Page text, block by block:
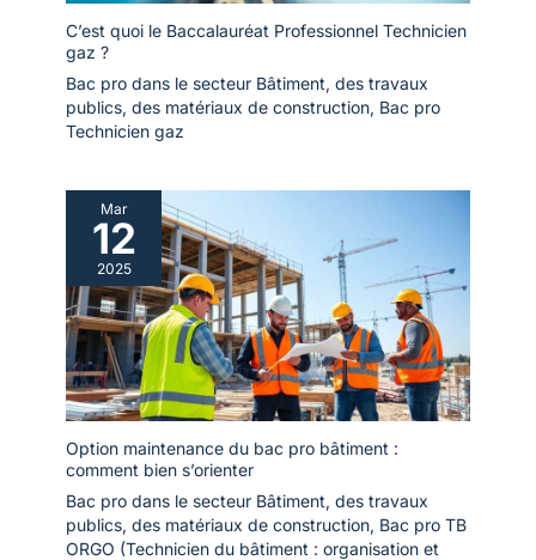
C’est quoi le Baccalauréat Professionnel Technicien
gaz ?
Bac pro dans le secteur Bâtiment, des travaux
publics, des matériaux de construction, Bac pro
Technicien gaz
Mar
12
2025
Option maintenance du bac pro bâtiment :
comment bien s’orienter
Bac pro dans le secteur Bâtiment, des travaux
publics, des matériaux de construction, Bac pro TB
ORGO (Technicien du bâtiment : organisation et